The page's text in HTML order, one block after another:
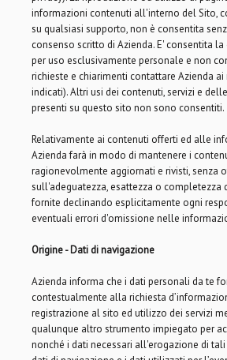
informazioni contenuti all'interno del Sito,
su qualsiasi supporto, non è consentita
consenso scritto di Azienda. E' consentita
per uso esclusivamente personale e non
richieste e chiarimenti contattare Azienda
indicati). Altri usi dei contenuti, servizi e
presenti su questo sito non sono consentiti.
Relativamente ai contenuti offerti ed alle
Azienda farà in modo di mantenere i
ragionevolmente aggiornati e rivisti, senza
sull'adeguatezza, esattezza o completezza
fornite declinando esplicitamente ogni
eventuali errori d'omissione nelle
Origine - Dati di navigazione
Azienda informa che i dati personali da te
contestualmente alla richiesta
registrazione al sito ed utilizzo dei servizi
qualunque altro strumento impiegato per
nonché i dati necessari all'erogazione di tali